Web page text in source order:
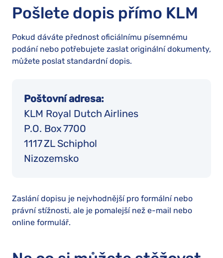
Pošlete dopis přímo KLM
Pokud dáváte přednost oficiálnímu písemnému
podání nebo potřebujete zaslat originální dokumenty,
můžete poslat standardní dopis.
Poštovní adresa:
KLM Royal Dutch Airlines
P.O. Box 7700
1117 ZL Schiphol
Nizozemsko
Zaslání dopisu je nejvhodnější pro formální nebo
právní stížnosti, ale je pomalejší než e-mail nebo
online formulář.